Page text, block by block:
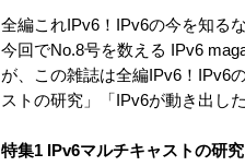
全編これIPv6！IPv6の今を知る
今回でNo.8号を数える IPv6
が、この雑誌は全編IPv6！IPv6
ストの研究」「IPv6が動き出し
特集1 IPv6マルチキャストの研究